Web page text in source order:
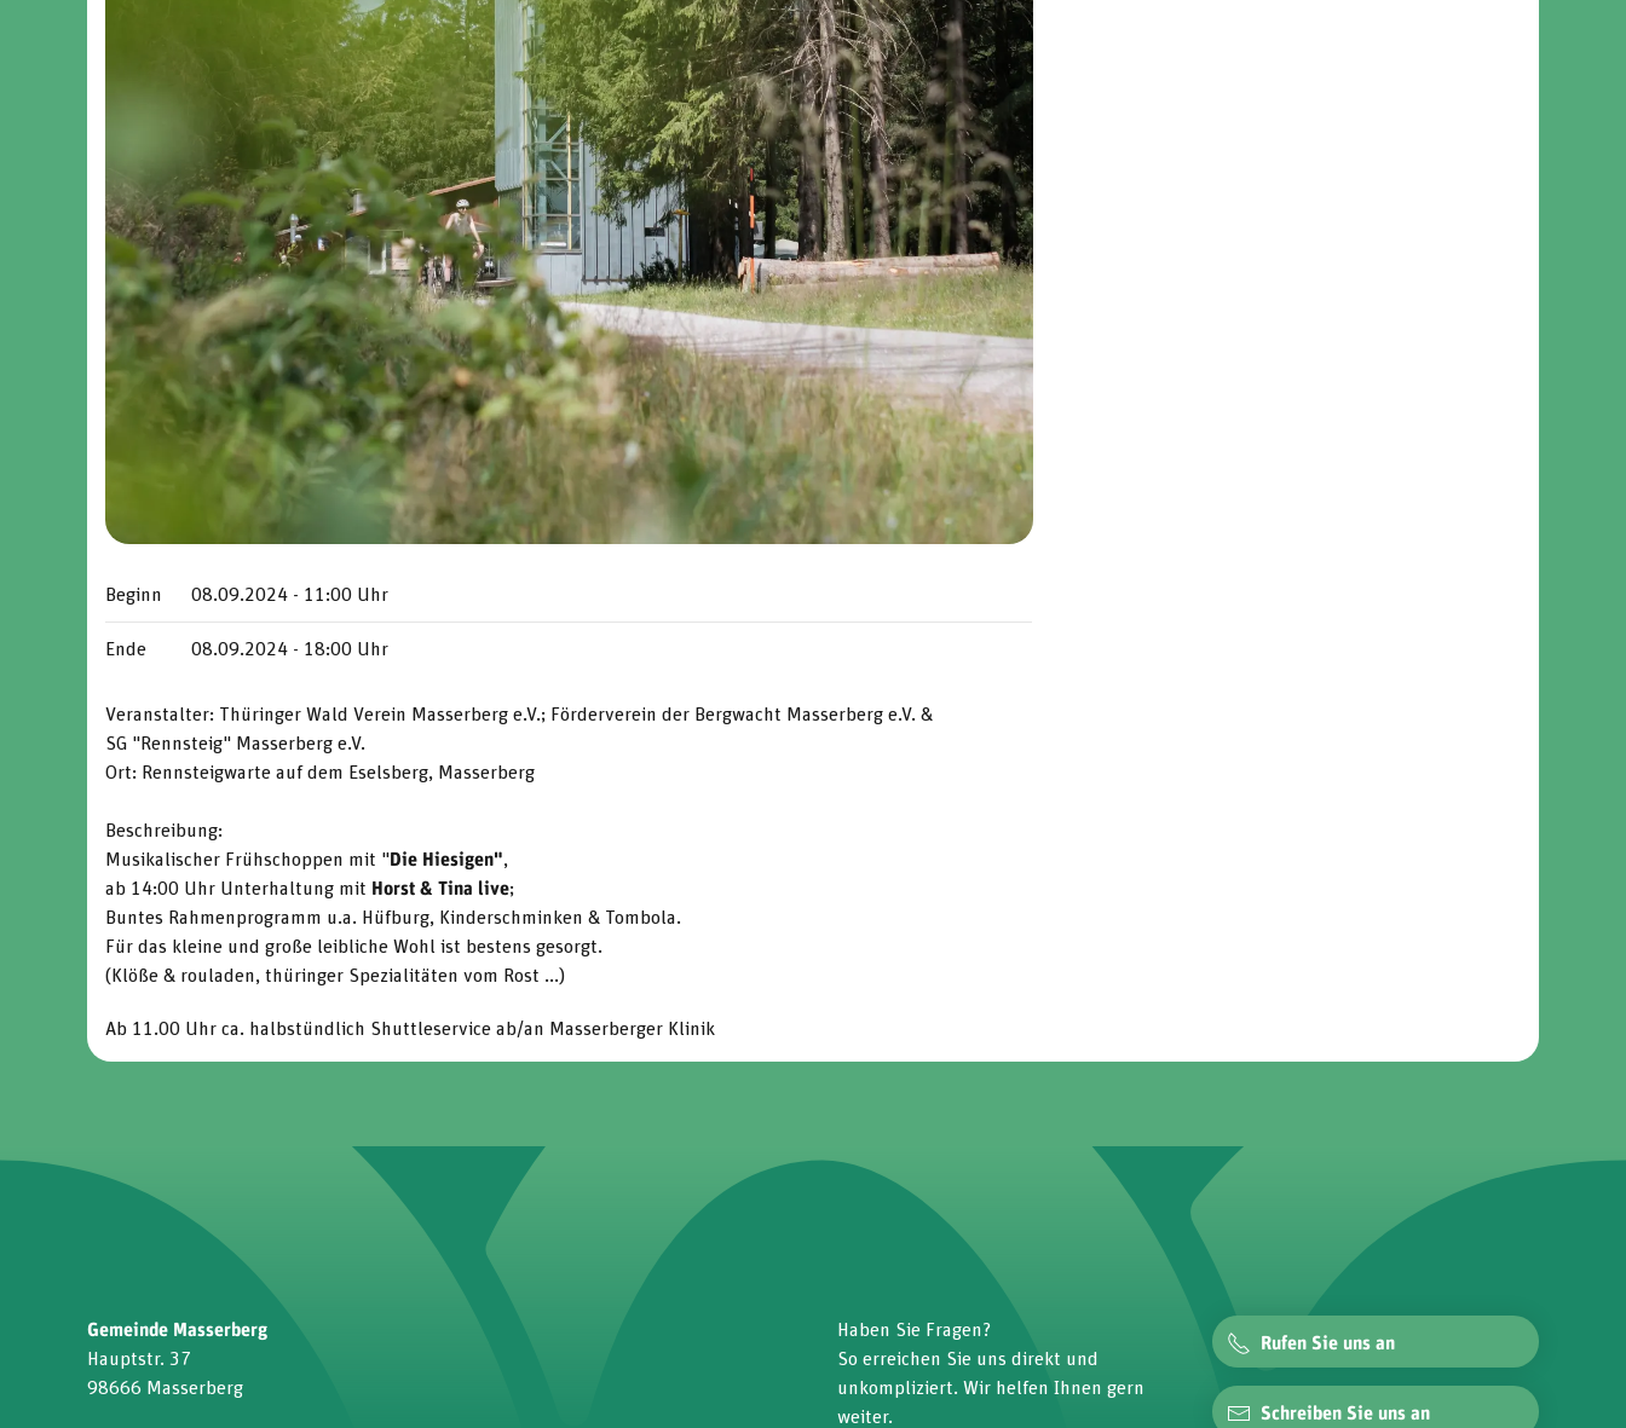
Beginn 08.09.2024 - 11:00 Uhr
Ende 08.09.2024 - 18:00 Uhr
Veranstalter: Thüringer Wald Verein Masserberg e.V.; Förderverein der Bergwacht Masserberg e.V. &
SG "Rennsteig" Masserberg e.V.
Ort: Rennsteigwarte auf dem Eselsberg, Masserberg
Beschreibung:
Musikalischer Frühschoppen mit "Die Hiesigen",
ab 14:00 Uhr Unterhaltung mit Horst & Tina live;
Buntes Rahmenprogramm u.a. Hüfburg, Kinderschminken & Tombola.
Für das kleine und große leibliche Wohl ist bestens gesorgt.
(Klöße & rouladen, thüringer Spezialitäten vom Rost ...)
Ab 11.00 Uhr ca. halbstündlich Shuttleservice ab/an Masserberger Klinik
Gemeinde Masserberg
Hauptstr. 37
98666 Masserberg
Haben Sie Fragen?
So erreichen Sie uns direkt und
unkompliziert. Wir helfen Ihnen gern
weiter.
Rufen Sie uns an
Schreiben Sie uns an